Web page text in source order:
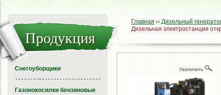
Главная ›› Дизельный
Дизельная электростанция
Продукция
Снегоуборщики
Газонокосилки бензиновые